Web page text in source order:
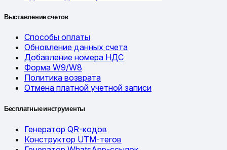
Выставление счетов
Способы оплаты
Обновление данных счета
Добавление номера НДС
Форма W9/W8
Политика возврата
Отмена платной учетной записи
Бесплатные инструменты
Генератор QR-кодов
Конструктор UTM-тегов